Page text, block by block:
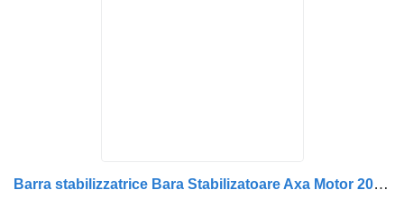
Barra stabilizzatrice Bara Stabilizatoare Axa Motor 20452332 per camion Volvo 20452332/21102276